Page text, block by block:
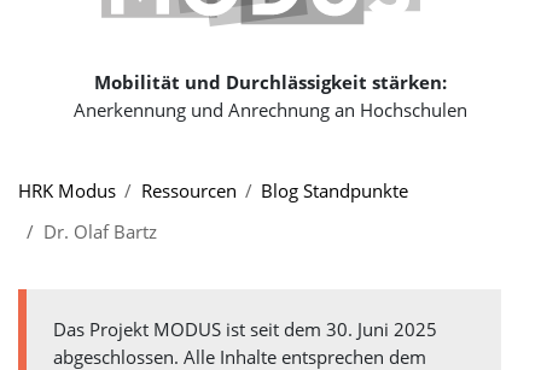
Mobilität und Durchlässigkeit stärken:
Anerkennung und Anrechnung an Hochschulen
HRK Modus
Ressourcen
Blog Standpunkte
Dr. Olaf Bartz
Das Projekt MODUS ist seit dem 30. Juni 2025
abgeschlossen. Alle Inhalte entsprechen dem